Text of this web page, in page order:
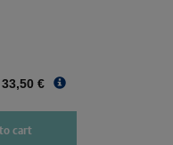
33,50 €
cart